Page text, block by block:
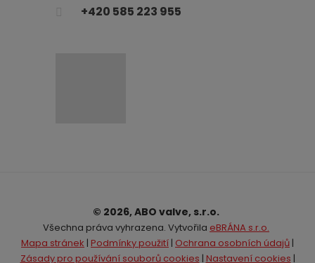
+420 585 223 955
© 2026, ABO valve, s.r.o.
Všechna práva vyhrazena. Vytvořila eBRÁNA s.r.o.
Mapa stránek | Podmínky použití | Ochrana osobních údajů |
Zásady pro používání souborů cookies | Nastavení cookies |